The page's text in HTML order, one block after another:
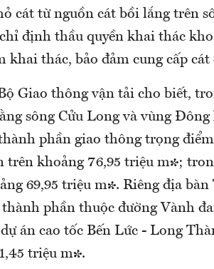
cát từ nguồn cát bồi lắng trên
định thầu quyền khai thác
khai thác, bảo đảm cung cấp cát
Giao thông vận tải cho biết,
sông Cửu Long và vùng
phần giao thông trọng
trên khoảng 76,95 triệu m³;
69,95 triệu m³. Riêng địa
phần thuộc đường Vành
án cao tốc Bến Lức - Long
triệu m³.